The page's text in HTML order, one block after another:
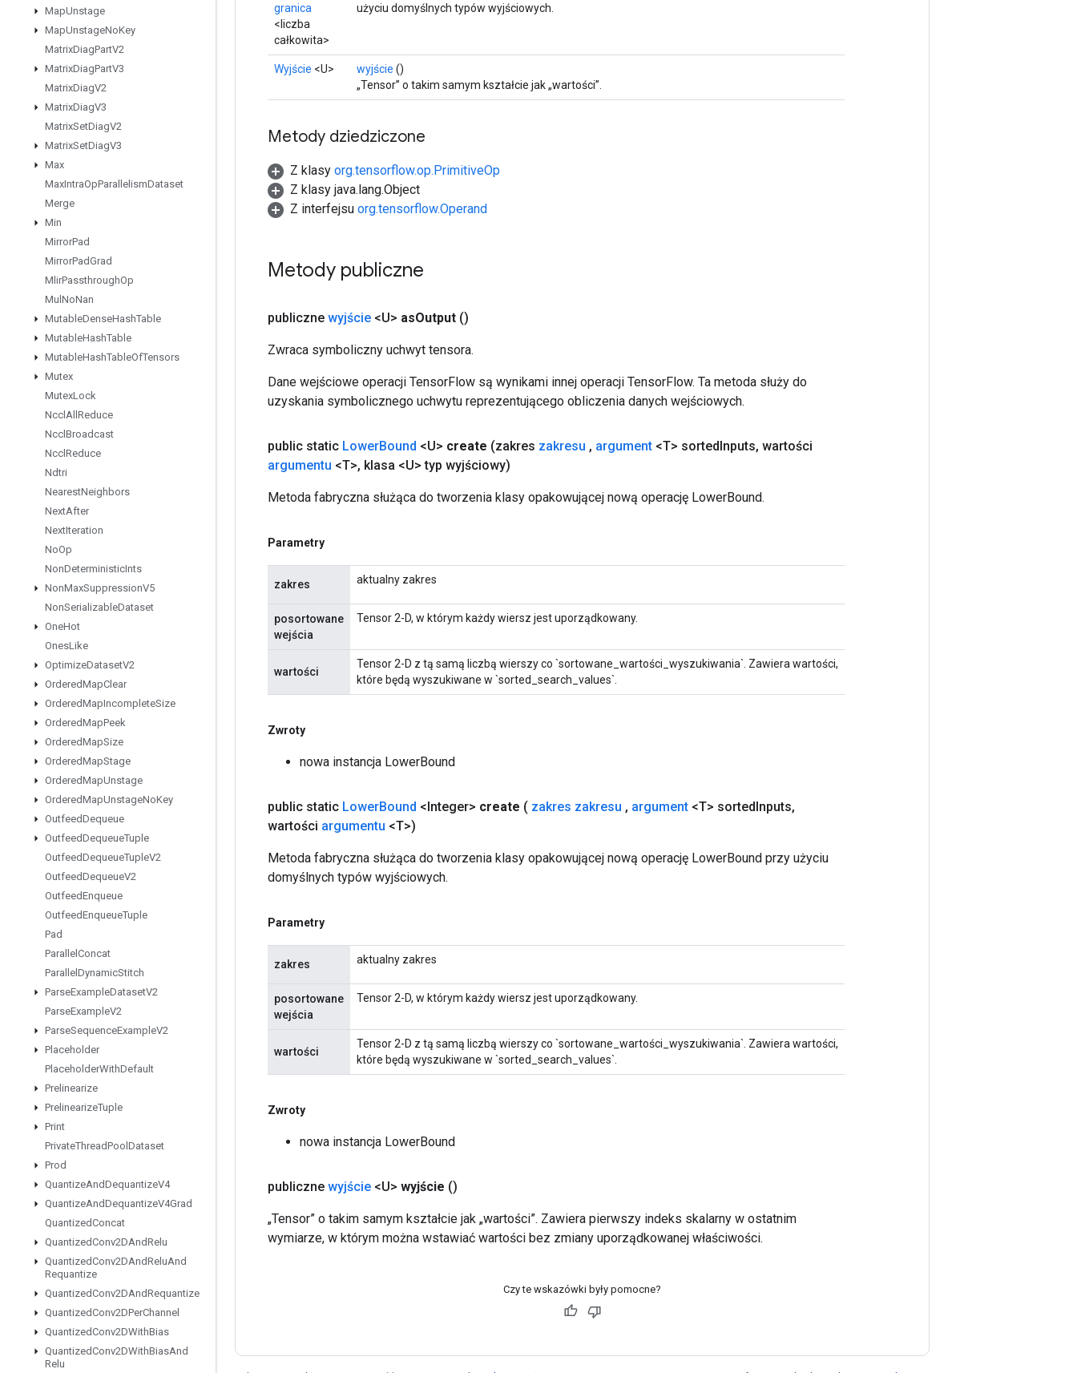
MapUnstage
MapUnstageNoKey
MatrixDiagPartV2
MatrixDiagPartV3
MatrixDiagV2
MatrixDiagV3
MatrixSetDiagV2
MatrixSetDiagV3
Max
MaxIntraOpParallelismDataset
Merge
Min
MirrorPad
MirrorPadGrad
MlirPassthroughOp
Mul NoNan
MutableDenseHashTable
MutableHashTable
MutableHashTableOfTensors
Mutex
MutexLock
Nccl All Reduce
Nccl Broadcast
Nccl Reduce
Ndtri
NearestNeighbors
NextAfter
NextIteration
NoOp
NonDeterministicInts
NonMaxSuppressionV5
NonSerializableDataset
OneHot
OnesLike
OptimizeDatasetV2
OrderedMapClear
OrderedMapIncompleteSize
OrderedMapPeek
OrderedMapSize
OrderedMapStage
OrderedMapUnstage
OrderedMapUnstageNoKey
OutfeedDequeue
OutfeedDequeueTuple
OutfeedDequeueTupleV2
OutfeedDequeueV2
OutfeedEnqueue
OutfeedEnqueueTuple
Pad
Parallel Concat
Parallel DynamicStitch
ParseExampleDatasetV2
ParseExampleV2
ParseSequenceExampleV2
Placeholder
PlaceholderWithDefault
Prelinearize
PrelinearizeTuple
Print
PrivateThreadPool Dataset
Prod
QuantizeAndDequantizeV4
QuantizeAndDequantizeV4Grad
QuantizedConcat
QuantizedConv2DAndRelu
QuantizedConv2DAndReluAnd
Requantize
QuantizedConv2DAndRequantize
QuantizedConv2DPerChannel
QuantizedConv2DWithBias
QuantizedConv2DWithBiasAnd
Relu
granica
<liczba
całkowita>
użyciu domyślnych typów wyjściowych.
Wyjście <U> wyjście ()
„Tensor” o takim samym kształcie jak „wartości”.
Metody dziedziczone
Z klasy org.tensorflow.op.PrimitiveOp
Z klasy java.lang.Object
Z interfejsu org.tensorflow.Operand
Metody publiczne
publiczne wyjście <U> asOutput ()
Zwraca symboliczny uchwyt tensora.
Dane wejściowe operacji TensorFlow są wynikami innej operacji TensorFlow. Ta metoda służy do
uzyskania symbolicznego uchwytu reprezentującego obliczenia danych wejściowych.
public static LowerBound <U> create (zakres zakresu , argument <T> sortedInputs, wartości
argumentu <T>, klasa <U> typ wyjściowy)
Metoda fabryczna służąca do tworzenia klasy opakowującej nową operację LowerBound.
Parametry
zakres aktualny zakres
posortowane
wejścia
Tensor 2-D, w którym każdy wiersz jest uporządkowany.
wartości
Tensor 2-D z tą samą liczbą wierszy co `sortowane_wartości_wyszukiwania`. Zawiera wartości,
które będą wyszukiwane w `sorted_search_values`.
Zwroty
nowa instancja LowerBound
public static LowerBound <Integer> create ( zakres zakresu , argument <T> sortedInputs,
wartości argumentu <T>)
Metoda fabryczna służąca do tworzenia klasy opakowującej nową operację LowerBound przy użyciu
domyślnych typów wyjściowych.
Parametry
zakres aktualny zakres
posortowane
wejścia
Tensor 2-D, w którym każdy wiersz jest uporządkowany.
wartości
Tensor 2-D z tą samą liczbą wierszy co `sortowane_wartości_wyszukiwania`. Zawiera wartości,
które będą wyszukiwane w `sorted_search_values`.
Zwroty
nowa instancja LowerBound
publiczne wyjście <U> wyjście ()
„Tensor” o takim samym kształcie jak „wartości”. Zawiera pierwszy indeks skalarny w ostatnim
wymiarze, w którym można wstawiać wartości bez zmiany uporządkowanej właściwości.
Czy te wskazówki były pomocne?